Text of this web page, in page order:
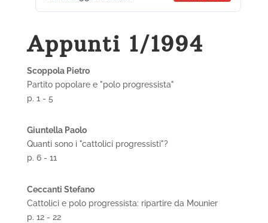
Appunti 1/1994
Scoppola Pietro
Partito popolare e "polo progressista"
p. 1 - 5
Giuntella Paolo
Quanti sono i "cattolici progressisti"?
p. 6 - 11
Ceccanti Stefano
Cattolici e polo progressista: ripartire da Mounier
p. 12 - 22